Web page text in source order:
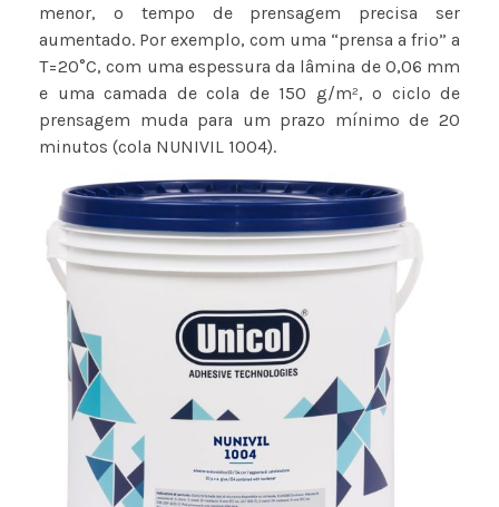
menor, o tempo de prensagem precisa ser
aumentado. Por exemplo, com uma “prensa a frio” a
T=20°C, com uma espessura da lâmina de 0,06 mm
e uma camada de cola de 150 g/m², o ciclo de
prensagem muda para um prazo mínimo de 20
minutos (cola NUNIVIL 1004).